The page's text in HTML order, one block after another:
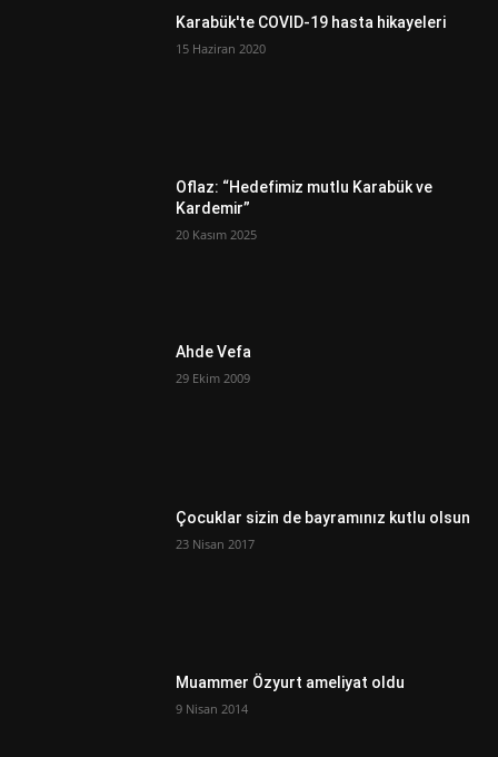
Karabük'te COVID-19 hasta hikayeleri
15 Haziran 2020
Oflaz: “Hedefimiz mutlu Karabük ve
Kardemir”
20 Kasım 2025
Ahde Vefa
29 Ekim 2009
Çocuklar sizin de bayramınız kutlu olsun
23 Nisan 2017
Muammer Özyurt ameliyat oldu
9 Nisan 2014